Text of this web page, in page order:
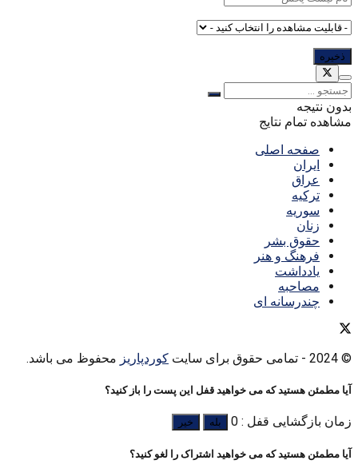
بدون نتیجه
مشاهده تمام نتایج
صفحه اصلی
ایران
عراق
ترکیه
سوریه
زنان
حقوق بشر
فرهنگ و هنر
یادداشت
مصاحبه
چندرسانه ای
© 2024 - تمامی حقوق برای سایت کوردپاریز محفوظ می باشد.
آیا مطمئن هستید که می خواهید قفل این پست را باز کنید؟
زمان بازگشایی قفل : 0 بله خیر
آیا مطمئن هستید که می خواهید اشتراک را لغو کنید؟